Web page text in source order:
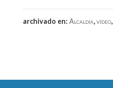
archivado en:Alcaldía,vídeo,